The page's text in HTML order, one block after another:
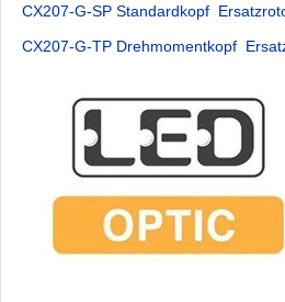
CX207-G-SP Standardkopf
CX207-G-TP Drehmomentkopf